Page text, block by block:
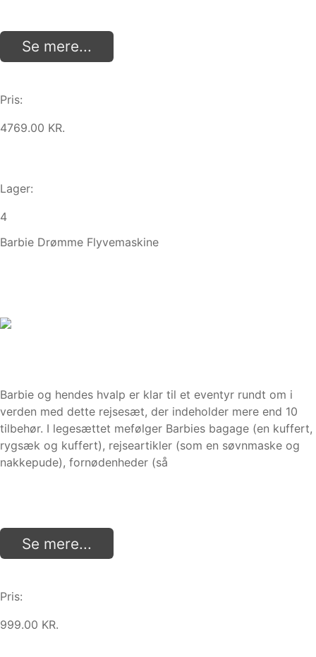
Se mere...
Pris:
4769.00 KR.
Lager:
4
Barbie Drømme Flyvemaskine
Barbie og hendes hvalp er klar til et eventyr rundt om i
verden med dette rejsesæt, der indeholder mere end 10
tilbehør. I legesættet mefølger Barbies bagage (en kuffert,
rygsæk og kuffert), rejseartikler (som en søvnmaske og
nakkepude), fornødenheder (så
Se mere...
Pris:
999.00 KR.